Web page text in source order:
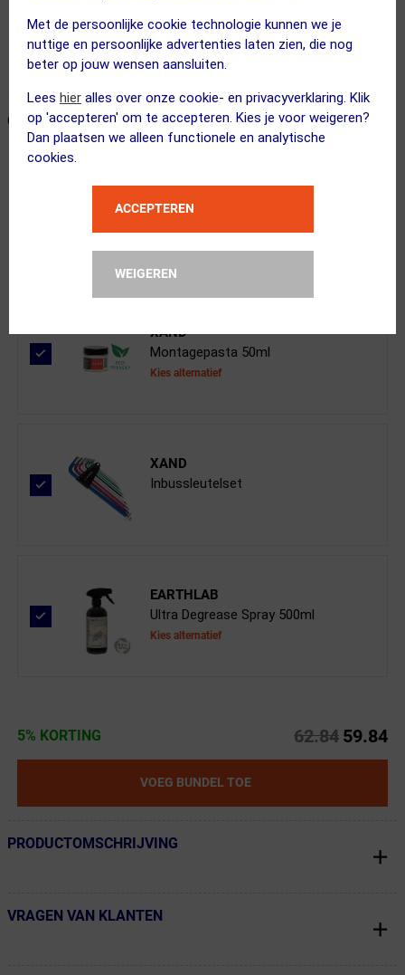
Met de persoonlijke cookie technologie kunnen we je
nuttige en persoonlijke advertenties laten zien, die nog
beter op jouw wensen aansluiten.
Lees hier alles over onze cookie- en privacyverklaring. Klik
op 'accepteren' om te accepteren. Kies je voor weigeren?
Dan plaatsen we alleen functionele en analytische
cookies.
ACCEPTEREN
WEIGEREN
Gratis verzending vanaf €49
Voor 23:00 uur besteld, morgen in huis
365 dagen retourrecht
← Terug naar productnavigatie
ONZE AANBEVOLEN COMBINATIE
Cane Creek
Zadelpenadapter van 25.4 naar 27.2m...
XAND
Montagepasta 50ml
Kies alternatief
XAND
Inbussleutelset
EARTHLAB
Ultra Degrease Spray 500ml
Kies alternatief
5% KORTING 62.84 59.84
VOEG BUNDEL TOE
← Terug naar productnavigatie
PRODUCTOMSCHRIJVING
← Terug naar productnavigatie
VRAGEN VAN KLANTEN